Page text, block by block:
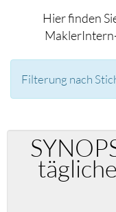
Hier finden
Filterung nach